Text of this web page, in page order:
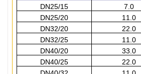
DN25/15
7.0
DN25/20
11.0
DN32/20
22.0
DN32/25
11.0
DN40/20
33.0
DN40/25
22.0